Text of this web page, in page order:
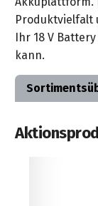
Produktvielfalt
Ihr 18 V
kann.